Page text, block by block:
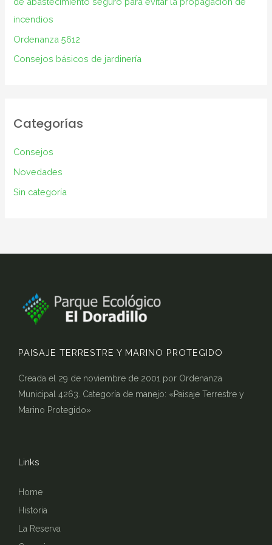
:
incendios
Ordenanza 5612
Consejos básicos de jardinería
Categorías
Consejos
Novedades
Sin categoría
Links
Home
Historia
La Reserva
PAISAJE TERRESTRE Y MARINO PROTEGIDO
Creada el 29 de noviembre de 2001 por Ordenanza
Municipal 4263. Categoría de manejo: «Paisaje Terrestre y
Marino Protegido»